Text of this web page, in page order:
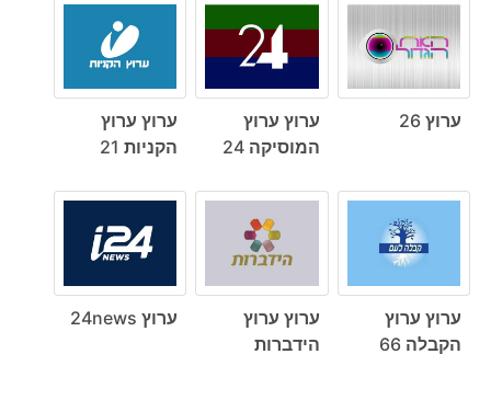
ערוץ 26
ערוץ ערוץ
המוסיקה 24
ערוץ ערוץ
הקניות 21
ערוץ ערוץ
הקבלה 66
ערוץ ערוץ
הידברות
ערוץ 24news